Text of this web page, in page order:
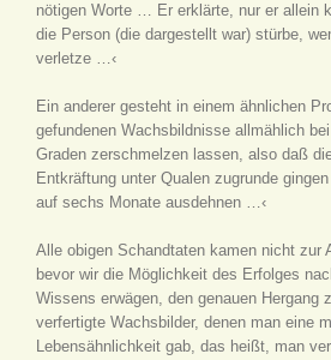
nötigen Worte … Er erklärte, nur er allein
die Person (die dargestellt war) stürbe,
verletze …‹
Ein anderer gesteht in einem ähnlichen
gefundenen Wachsbildnisse allmählich
Graden zerschmelzen lassen, also daß
Entkräftung unter Qualen zugrunde
auf sechs Monate ausdehnen …‹
Alle obigen Schandtaten kamen nicht zur
bevor wir die Möglichkeit des Erfolges
Wissens erwägen, den genauen Hergang
verfertigte Wachsbilder, denen man eine
Lebensähnlichkeit gab, das heißt, man